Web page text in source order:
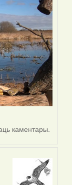
каментары.